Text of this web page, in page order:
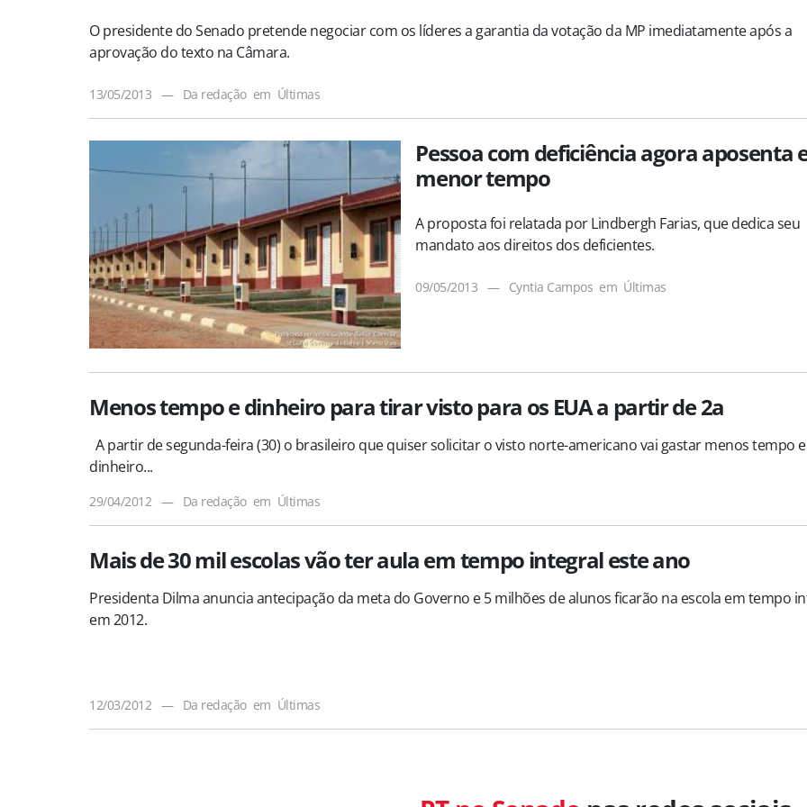
O presidente do Senado pretende negociar com os líderes a garantia da votação da MP imediatamente após a
aprovação do texto na Câmara.
13/05/2013 — Da redação em Últimas
Pessoa com deficiência agora aposenta
menor tempo
A proposta foi relatada por Lindbergh Farias, que dedica seu
mandato aos direitos dos deficientes.
09/05/2013 — Cyntia Campos em Últimas
Menos tempo e dinheiro para tirar visto para os EUA a partir de 2a
A partir de segunda-feira (30) o brasileiro que quiser solicitar o visto norte-americano vai gastar menos tempo e
dinheiro...
29/04/2012 — Da redação em Últimas
Mais de 30 mil escolas vão ter aula em tempo integral este ano
Presidenta Dilma anuncia antecipação da meta do Governo e 5 milhões de alunos ficarão na escola em tempo
em 2012.
12/03/2012 — Da redação em Últimas